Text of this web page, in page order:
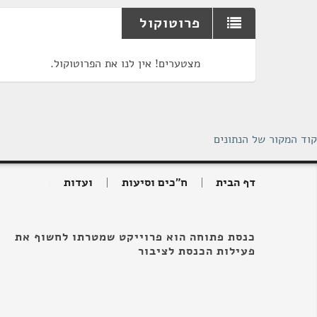
פרוטוקול
מצטערים! אין לנו את הפרוטוקול.
קוד המקור של הנתונים
דף הבית ח"כים וסיעות ועדות
כנסת פתוחה הוא פרוייקט שמטרתו לחשוף את
פעילות הכנסת לציבור